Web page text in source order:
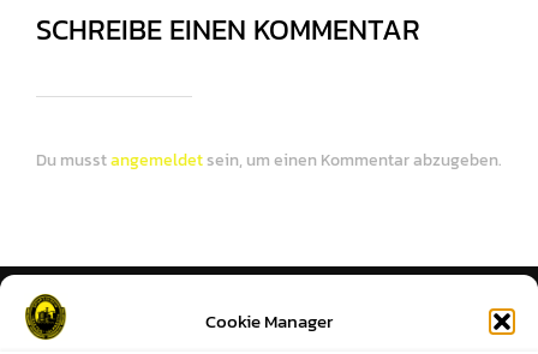
Cookie Manager
SCHREIBE EINEN KOMMENTAR
Du musstangemeldetsein, um einen Kommentar abzugeben.
HIER FINDEST DU UNS